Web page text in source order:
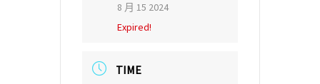
8 月 15 2024
Expired!
TIME